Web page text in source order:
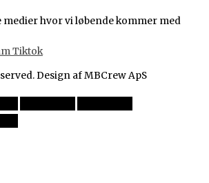
medier hvor vi løbende kommer med
Tiktok
Design af MBCrew ApS